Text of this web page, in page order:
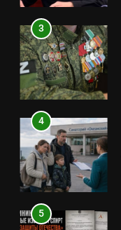
3
4
5